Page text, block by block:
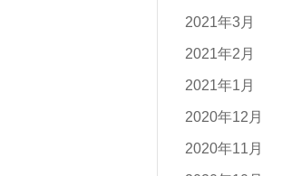
2021年3月
2021年2月
2021年1月
2020年12月
2020年11月